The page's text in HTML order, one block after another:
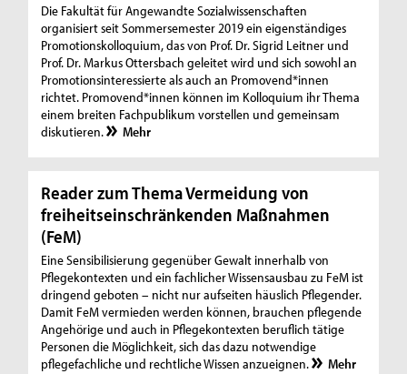
Die Fakultät für Angewandte Sozialwissenschaften
organisiert seit Sommersemester 2019 ein eigenständiges
Promotionskolloquium, das von Prof. Dr. Sigrid Leitner und
Prof. Dr. Markus Ottersbach geleitet wird und sich sowohl an
Promotionsinteressierte als auch an Promovend*innen
richtet. Promovend*innen können im Kolloquium ihr Thema
einem breiten Fachpublikum vorstellen und gemeinsam
diskutieren.
Mehr
Reader zum Thema Vermeidung von
freiheitseinschränkenden Maßnahmen
(FeM)
Eine Sensibilisierung gegenüber Gewalt innerhalb von
Pflegekontexten und ein fachlicher Wissensausbau zu FeM ist
dringend geboten – nicht nur aufseiten häuslich Pflegender.
Damit FeM vermieden werden können, brauchen pflegende
Angehörige und auch in Pflegekontexten beruflich tätige
Personen die Möglichkeit, sich das dazu notwendige
pflegefachliche und rechtliche Wissen anzueignen.
Mehr